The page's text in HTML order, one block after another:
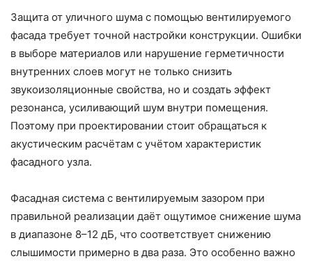
Защита от уличного шума с помощью вентилируемого
фасада требует точной настройки конструкции. Ошибки
в выборе материалов или нарушение герметичности
внутренних слоев могут не только снизить
звукоизоляционные свойства, но и создать эффект
резонанса, усиливающий шум внутри помещения.
Поэтому при проектировании стоит обращаться к
акустическим расчётам с учётом характеристик
фасадного узла.
Фасадная система с вентилируемым зазором при
правильной реализации даёт ощутимое снижение шума
в диапазоне 8–12 дБ, что соответствует снижению
слышимости примерно в два раза. Это особенно важно